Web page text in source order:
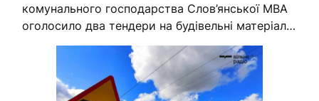
комунального господарства Слов’янської МВА
оголосило два тендери на будівельні матеріали.
За одним планують купити OSB-плити, за іншим
— тенти. Їх мають спрямувати на ліквідацію
наслідків...